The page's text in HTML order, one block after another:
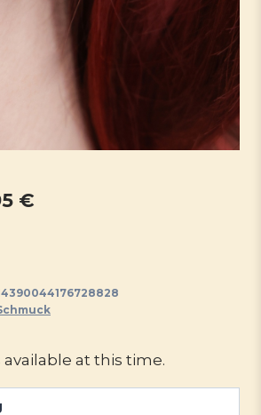
€
€
20,95 €.
available at this time.